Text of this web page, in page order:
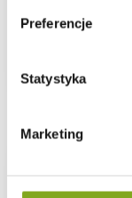
Preferencje
Statystyka
Marketing
Zawór